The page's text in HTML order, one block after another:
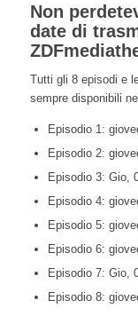
Non
date di
Tutti gli 8 episodi e
sempre disponibili
Episodio 1:
Episodio 2:
Episodio 3: Gio,
Episodio 4:
Episodio 5:
Episodio 6:
Episodio 7: Gio,
Episodio 8: